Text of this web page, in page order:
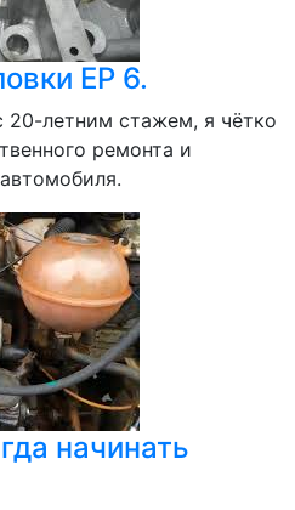
EP 6.
20-летним стажем, я чётко
ремонта и
начинать